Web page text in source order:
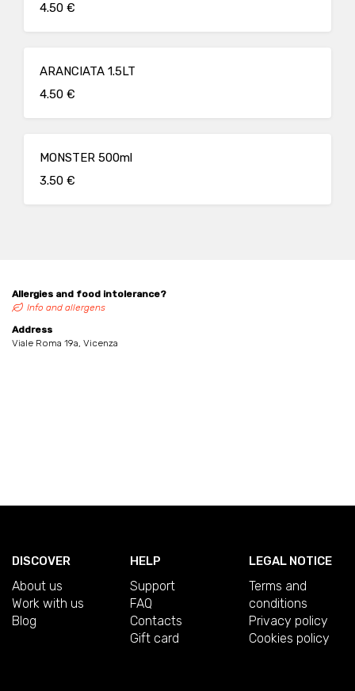
4.50 €
ARANCIATA 1.5LT
4.50 €
MONSTER 500ml
3.50 €
Allergies and food intolerance?
Info and allergens
Address
Viale Roma 19a, Vicenza
DISCOVER
About us
Work with us
Blog
HELP
Support
FAQ
Contacts
Gift card
LEGAL NOTICE
Terms and
conditions
Privacy policy
Cookies policy